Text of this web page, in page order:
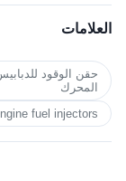
العلامات
حقن الوقود
المحرك
fuel injectors